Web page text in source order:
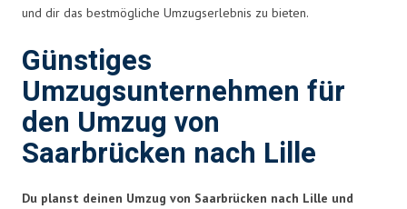
und dir das bestmögliche Umzugserlebnis zu bieten.
Günstiges
Umzugsunternehmen für
den Umzug von
Saarbrücken nach Lille
Du planst deinen Umzug von Saarbrücken nach Lille und